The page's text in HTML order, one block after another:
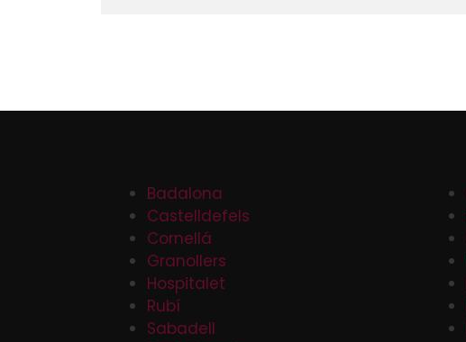
Badalona
Castelldefels
Cornellá
Granollers
Hospitalet
Rubí
Sabadell